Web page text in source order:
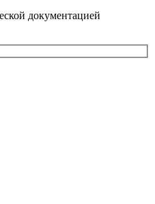
документацией